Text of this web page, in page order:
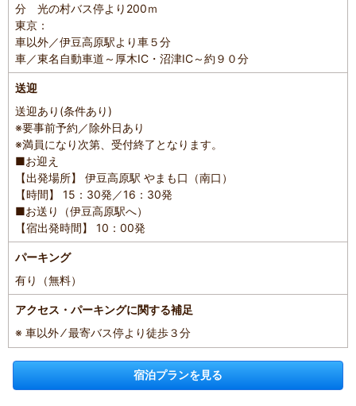
分 光の村バス停より200ｍ
東京：
車以外／伊豆高原駅より車５分
車／東名自動車道～厚木IC・沼津IC～約９０分
送迎
送迎あり(条件あり)
※要事前予約／除外日あり
※満員になり次第、受付終了となります。
■お迎え
【出発場所】 伊豆高原駅 やまも口（南口）
【時間】 15：30発／16：30発
■お送り（伊豆高原駅へ）
【宿出発時間】 10：00発
パーキング
有り（無料）
アクセス・パーキングに関する補足
※ 車以外 ⁄ 最寄バス停より徒歩３分
宿泊プランを見る